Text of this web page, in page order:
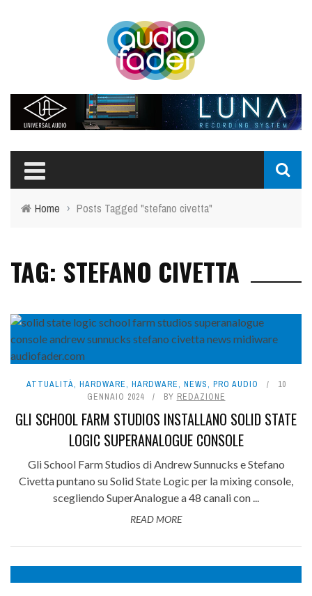
Home › Posts Tagged "stefano civetta"
TAG: STEFANO CIVETTA
ATTUALITÀ, HARDWARE, HARDWARE, NEWS, PRO AUDIO
10
GENNAIO 2024
BY REDAZIONE
GLI SCHOOL FARM STUDIOS INSTALLANO SOLID STATE
LOGIC SUPERANALOGUE CONSOLE
Gli School Farm Studios di Andrew Sunnucks e Stefano
Civetta puntano su Solid State Logic per la mixing console,
scegliendo SuperAnalogue a 48 canali con ...
READ MORE